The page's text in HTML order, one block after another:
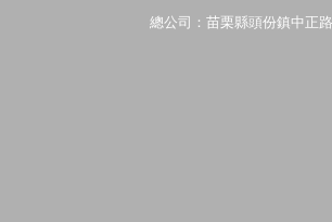
總公司：苗栗縣頭份鎮中正